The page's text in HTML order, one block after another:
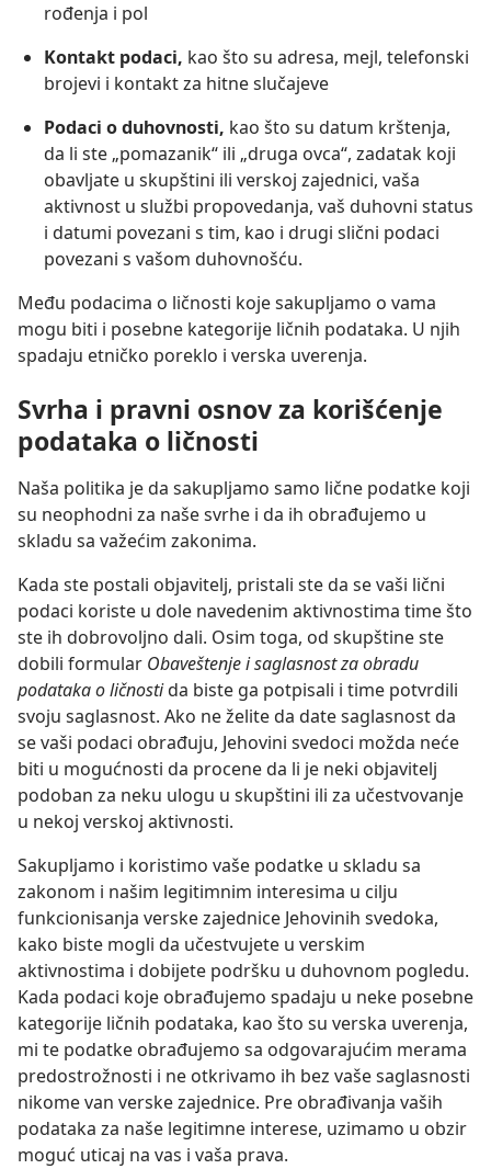
rođenja i pol
Kontakt podaci, kao što su adresa, mejl, telefonski
brojevi i kontakt za hitne slučajeve
Podaci o duhovnosti, kao što su datum krštenja,
da li ste „pomazanik“ ili „druga ovca“, zadatak koji
obavljate u skupštini ili verskoj zajednici, vaša
aktivnost u službi propovedanja, vaš duhovni status
i datumi povezani s tim, kao i drugi slični podaci
povezani s vašom duhovnošću.
Među podacima o ličnosti koje sakupljamo o vama
mogu biti i posebne kategorije ličnih podataka. U njih
spadaju etničko poreklo i verska uverenja.
Svrha i pravni osnov za korišćenje
podataka o ličnosti
Naša politika je da sakupljamo samo lične podatke koji
su neophodni za naše svrhe i da ih obrađujemo u
skladu sa važećim zakonima.
Kada ste postali objavitelj, pristali ste da se vaši lični
podaci koriste u dole navedenim aktivnostima time što
ste ih dobrovoljno dali. Osim toga, od skupštine ste
dobili formular Obaveštenje i saglasnost za obradu
podataka o ličnostida biste ga potpisali i time potvrdili
svoju saglasnost. Ako ne želite da date saglasnost da
se vaši podaci obrađuju, Jehovini svedoci možda neće
biti u mogućnosti da procene da li je neki objavitelj
podoban za neku ulogu u skupštini ili za učestvovanje
u nekoj verskoj aktivnosti.
Sakupljamo i koristimo vaše podatke u skladu sa
zakonom i našim legitimnim interesima u cilju
funkcionisanja verske zajednice Jehovinih svedoka,
kako biste mogli da učestvujete u verskim
aktivnostima i dobijete podršku u duhovnom pogledu.
Kada podaci koje obrađujemo spadaju u neke posebne
kategorije ličnih podataka, kao što su verska uverenja,
mi te podatke obrađujemo sa odgovarajućim merama
predostrožnosti i ne otkrivamo ih bez vaše saglasnosti
nikome van verske zajednice. Pre obrađivanja vaših
podataka za naše legitimne interese, uzimamo u obzir
moguć uticaj na vas i vaša prava.